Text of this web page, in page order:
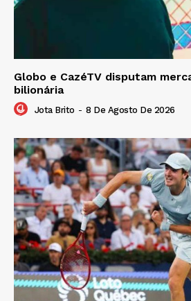
Globo e CazéTV disputam
bilionária
Jota Brito - 8 De Agosto De 2026